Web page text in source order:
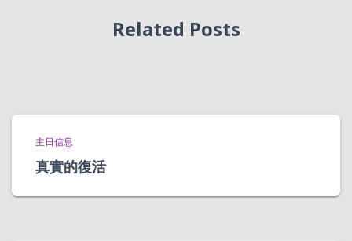
Related Posts
主日信息
真實的復活